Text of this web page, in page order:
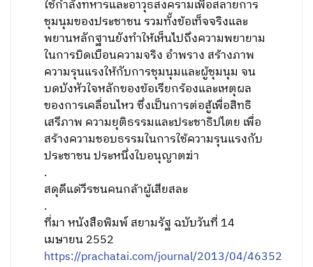
ใช้กำลังทหารและอาวุธสงครามเพื่อสลายการ
ชุมนุมของประชาชน รวมทั้งข้อเท็จจริงและ
พยานหลักฐานยังทำให้เห็นไปถึงความพยายาม
ในการบิดเบือนความจริง อำพราง สร้างภาพ
ความรุนแรงให้กับการชุมนุมและผู้ชุมนุม จน
บดบังหัวใจหลักของข้อเรียกร้องและเหตุผล
ของการเคลื่อนไหว ซึ่งเป็นการต่อสู้เพื่อสิทธิ
เสรีภาพ ความยุติธรรมและประชาธิปไตย เพื่อ
สร้างความชอบธรรมในการใช้ความรุนแรงกับ
ประชาชน ประหนึ่งใบอนุญาตฆ่า
.
สดุดีแด่วีรชนคนกล้าผู้เสียสละ
.
ที่มา หนังสือพิมพ์ สยามรัฐ ฉบับวันที่ 14
เมษายน 2552
https://prachatai.com/journal/2013/04/46352